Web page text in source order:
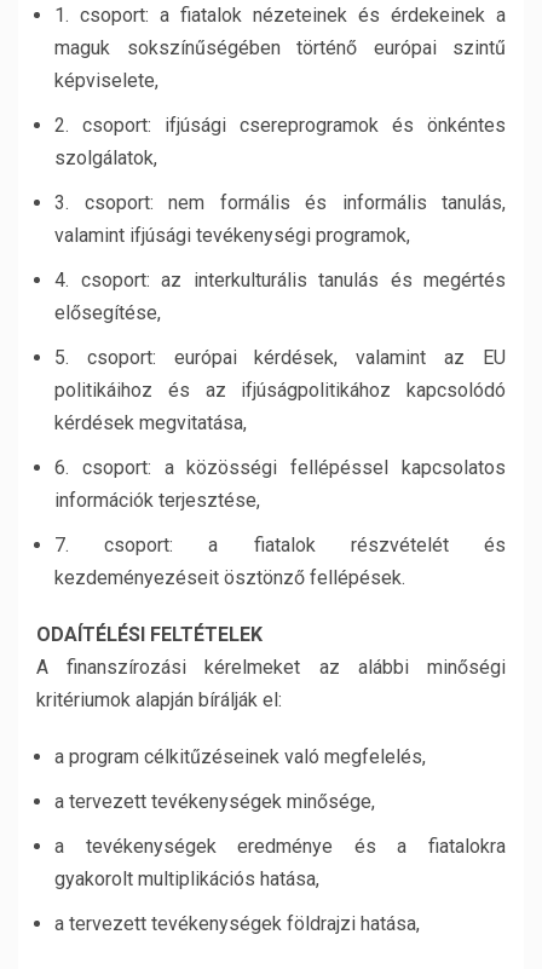
1. csoport: a fiatalok nézeteinek és érdekeinek a
maguk sokszínűségében történő európai szintű
képviselete,
2. csoport: ifjúsági csereprogramok és önkéntes
szolgálatok,
3. csoport: nem formális és informális tanulás,
valamint ifjúsági tevékenységi programok,
4. csoport: az interkulturális tanulás és megértés
elősegítése,
5. csoport: európai kérdések, valamint az EU
politikáihoz és az ifjúságpolitikához kapcsolódó
kérdések megvitatása,
6. csoport: a közösségi fellépéssel kapcsolatos
információk terjesztése,
7. csoport: a fiatalok részvételét és
kezdeményezéseit ösztönző fellépések.
ODAÍTÉLÉSI FELTÉTELEK
A finanszírozási kérelmeket az alábbi minőségi
kritériumok alapján bírálják el:
a program célkitűzéseinek való megfelelés,
a tervezett tevékenységek minősége,
a tevékenységek eredménye és a fiatalokra
gyakorolt multiplikációs hatása,
a tervezett tevékenységek földrajzi hatása,